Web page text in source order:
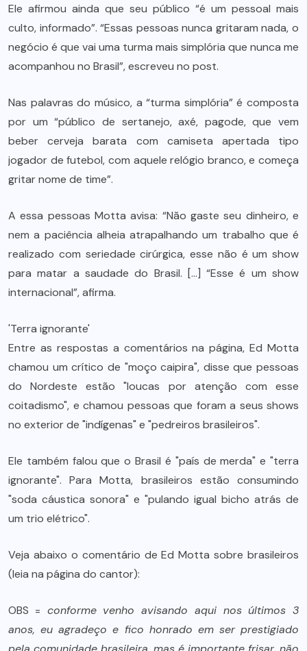
Ele afirmou ainda que seu público “é um pessoal mais
culto, informado”. “Essas pessoas nunca gritaram nada, o
negócio é que vai uma turma mais simplória que nunca me
acompanhou no Brasil”, escreveu no post.
Nas palavras do músico, a “turma simplória” é composta
por um “público de sertanejo, axé, pagode, que vem
beber cerveja barata com camiseta apertada tipo
jogador de futebol, com aquele relógio branco, e começa
gritar nome de time”.
A essa pessoas Motta avisa: “Não gaste seu dinheiro, e
nem a paciência alheia atrapalhando um trabalho que é
realizado com seriedade cirúrgica, esse não é um show
para matar a saudade do Brasil. […] “Esse é um show
internacional”, afirma.
'Terra ignorante'
Entre as respostas a comentários na página, Ed Motta
chamou um crítico de "moço caipira", disse que pessoas
do Nordeste estão "loucas por atenção com esse
coitadismo", e chamou pessoas que foram a seus shows
no exterior de "indígenas" e "pedreiros brasileiros".
Ele também falou que o Brasil é "país de merda" e "terra
ignorante". Para Motta, brasileiros estão consumindo
"soda cáustica sonora" e "pulando igual bicho atrás de
um trio elétrico".
Veja abaixo o comentário de Ed Motta sobre brasileiros
(leia na página do cantor):
OBS = conforme venho avisando aqui nos últimos 3
anos, eu agradeço e fico honrado em ser prestigiado